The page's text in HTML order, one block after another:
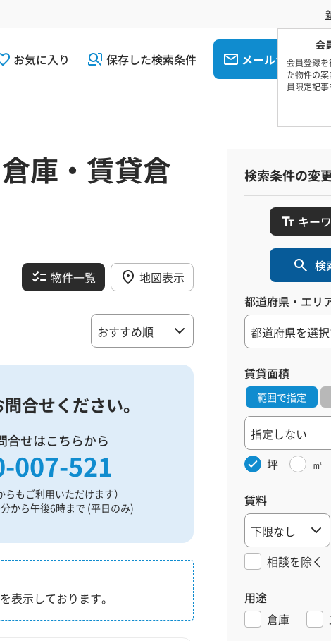
会
会員登録
た物件の
員限定記事
お気に入り 保存した検索条件 メールでお問合せ
庫・賃貸倉
物件一覧 地図表示
合せください。
合せはこちらから
007-521
らもご利用いただけます）
から午後6時まで (平日のみ)
表示しております。
検索条件の変
キー
検
都道府県・エリ
賃貸面積
範囲で指定
坪 ㎡
賃料
相談を除く
用途
倉庫